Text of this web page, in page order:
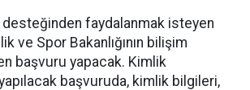
faydalanmak isteyen
ve Spor Bakanlığının bilişim
başvuru yapacak. Kimlik
başvuruda, kimlik bilgileri,